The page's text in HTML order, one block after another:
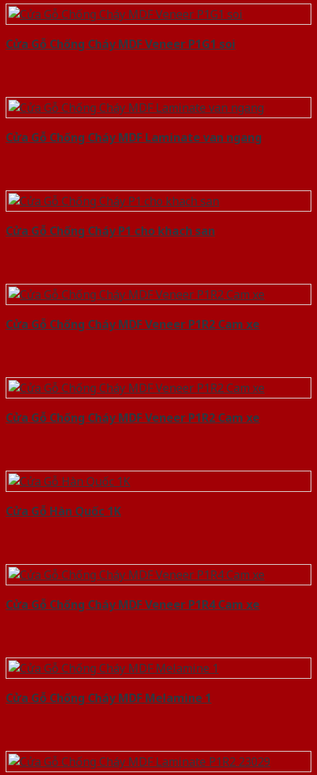
Cửa Gỗ Chống Cháy MDF Veneer P1G1 soi
Cửa Gỗ Chống Cháy MDF Laminate van ngang
Cửa Gỗ Chống Cháy P1 cho khach san
Cửa Gỗ Chống Cháy MDF Veneer P1R2 Cam xe
Cửa Gỗ Chống Cháy MDF Veneer P1R2 Cam xe
Cửa Gỗ Hàn Quốc 1K
Cửa Gỗ Chống Cháy MDF Veneer P1R4 Cam xe
Cửa Gỗ Chống Cháy MDF Melamine 1